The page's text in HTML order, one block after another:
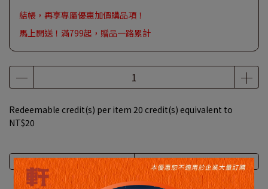
結帳，再享專屬優惠加價購品項！
馬上開送！滿799起，贈品一路累計
Redeemable credit(s) per item 20 credit(s) equivalent to
NT$20
Description Specification